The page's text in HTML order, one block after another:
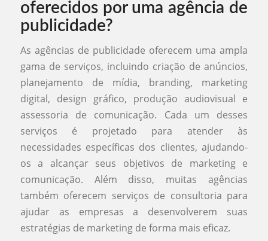
oferecidos por uma agência de
publicidade?
As agências de publicidade oferecem uma ampla
gama de serviços, incluindo criação de anúncios,
planejamento de mídia, branding, marketing
digital, design gráfico, produção audiovisual e
assessoria de comunicação. Cada um desses
serviços é projetado para atender às
necessidades específicas dos clientes, ajudando-
os a alcançar seus objetivos de marketing e
comunicação. Além disso, muitas agências
também oferecem serviços de consultoria para
ajudar as empresas a desenvolverem suas
estratégias de marketing de forma mais eficaz.